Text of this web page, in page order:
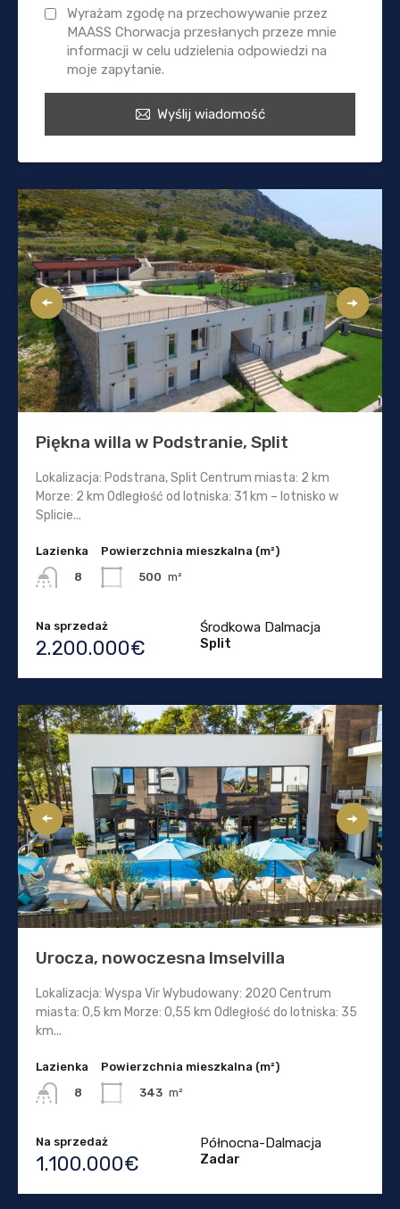
Wyrażam zgodę na przechowywanie przez
MAASS Chorwacja przesłanych przeze mnie
informacji w celu udzielenia odpowiedzi na
moje zapytanie.
Wyślij wiadomość
Piękna willa w Podstranie, Split
Lokalizacja: Podstrana, Split Centrum miasta: 2 km
Morze: 2 km Odległość od lotniska: 31 km – lotnisko w
Splicie...
Lazienka
8
Powierzchnia mieszkalna (m²)
500 m²
Na sprzedaż
2.200.000€
Środkowa Dalmacja
Split
Urocza, nowoczesna Imselvilla
Lokalizacja: Wyspa Vir Wybudowany: 2020 Centrum
miasta: 0,5 km Morze: 0,55 km Odległość do lotniska: 35
km...
Lazienka
8
Powierzchnia mieszkalna (m²)
343 m²
Na sprzedaż
1.100.000€
Północna-Dalmacja
Zadar